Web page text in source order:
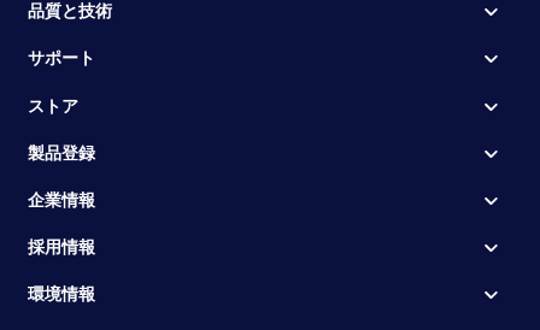
品質と技術
サポート
ストア
製品登録
企業情報
採用情報
環境情報